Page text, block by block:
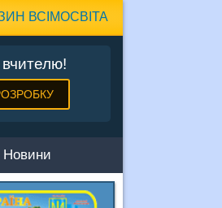
ВСІМОСВІТА
Новини